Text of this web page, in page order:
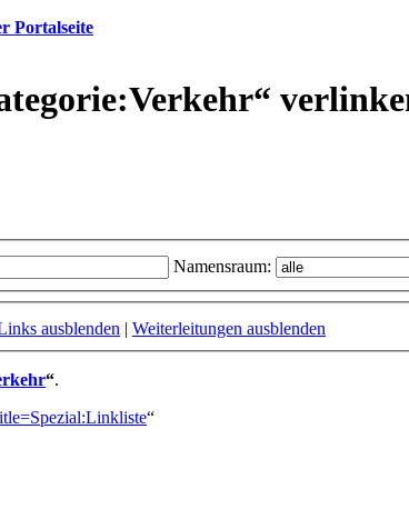
Portalseite
Namensraum:
ausblenden | Weiterleitungen ausblenden
“.
“